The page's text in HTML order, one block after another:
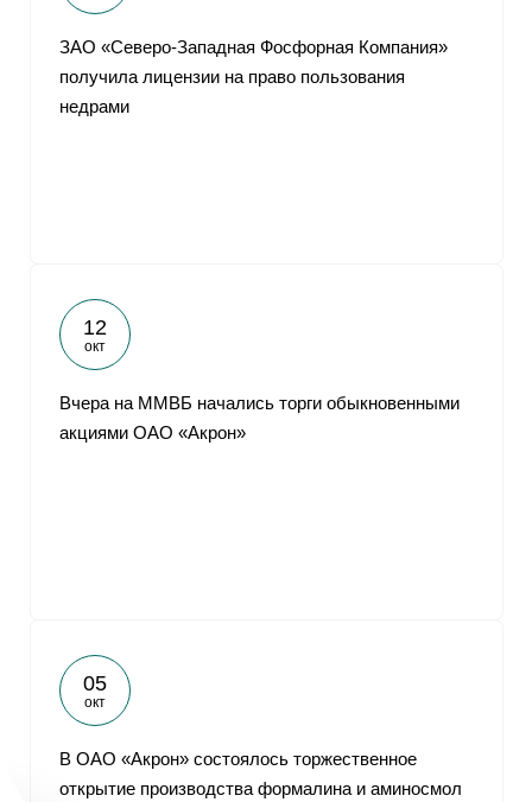
ЗАО «Северо-Западная Фосфорная Компания»
получила лицензии на право пользования
недрами
12
окт
Вчера на ММВБ начались торги обыкновенными
акциями ОАО «Акрон»
05
окт
В ОАО «Акрон» состоялось торжественное
открытие производства формалина и аминосмол